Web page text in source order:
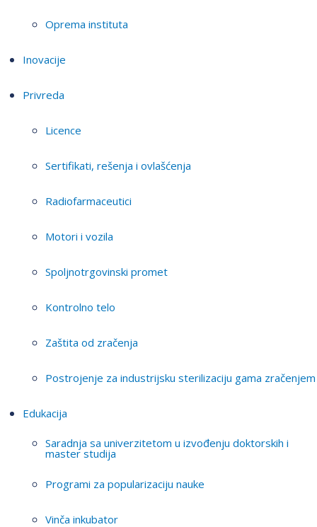
Oprema instituta
Inovacije
Privreda
Licence
Sertifikati, rešenja i ovlašćenja
Radiofarmaceutici
Motori i vozila
Spoljnotrgovinski promet
Kontrolno telo
Zaštita od zračenja
Postrojenje za industrijsku sterilizaciju gama zračenjem
Edukacija
Saradnja sa univerzitetom u izvođenju doktorskih i
master studija
Programi za popularizaciju nauke
Vinča inkubator